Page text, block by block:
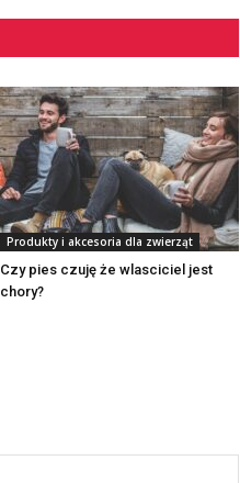
Produkty i akcesoria dla zwierząt
Czy pies czuję że wlasciciel jest
chory?